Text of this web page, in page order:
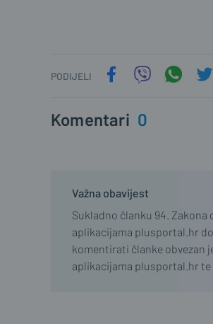
PODIJELI
Komentari 0
Važna obavijest
Sukladno članku 94.
aplikacijama plusportal.hr
komentirati članke obvezan
aplikacijama plusportal.hr te